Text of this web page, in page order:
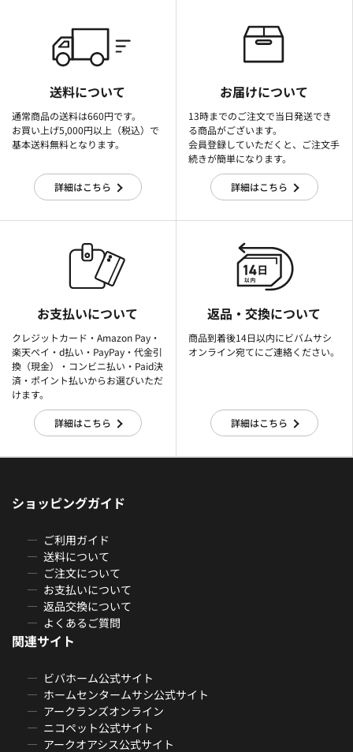
送料について
通常商品の送料は660円です。
お買い上げ5,000円以上（税込）で
基本送料無料となります。
詳細はこちら
お届けについて
13時までのご注文で当日発送でき
る商品がございます。
会員登録していただくと、ご注文手
続きが簡単になります。
詳細はこちら
お支払いについて
クレジットカード・Amazon Pay・
楽天ぺイ・d払い・PayPay・代金引
換（現金）・コンビニ払い・Paid決
済・ポイント払いからお選びいただ
けます。
詳細はこちら
返品・交換について
商品到着後14日以内にビバムサシ
オンライン宛てにご連絡ください。
詳細はこちら
ショッピングガイド
ご利用ガイド
送料について
ご注文について
お支払いについて
返品交換について
よくあるご質問
関連サイト
ビバホーム公式サイト
ホームセンタームサシ公式サイト
アークランズオンライン
ニコペット公式サイト
アークオアシス公式サイト